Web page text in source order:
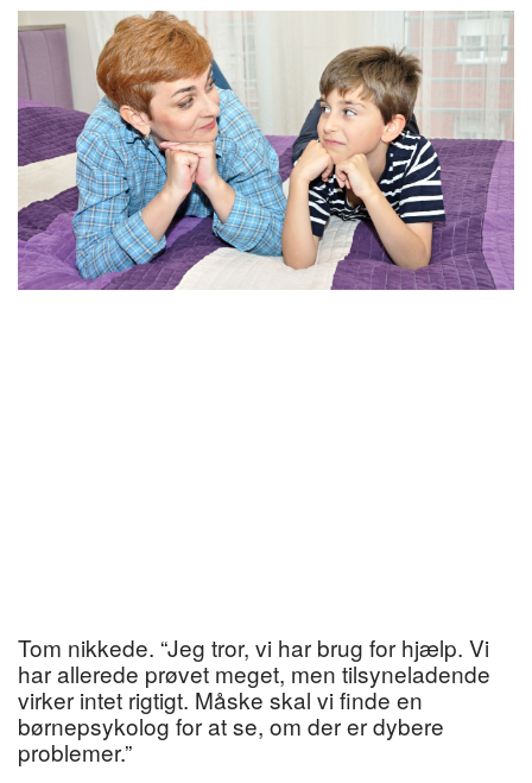
Tom nikkede. “Jeg tror, vi har brug for hjælp. Vi
har allerede prøvet meget, men tilsyneladende
virker intet rigtigt. Måske skal vi finde en
børnepsykolog for at se, om der er dybere
problemer.”